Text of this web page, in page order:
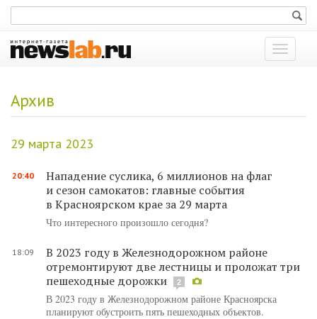
Показать
меню
Архив
29 марта 2023
20:40
Нападение суслика, 6 миллионов на флаг
и сезон самокатов: главные события
в Красноярском крае за 29 марта
Что интересного произошло сегодня?
18:09
В 2023 году в Железнодорожном районе
отремонтируют две лестницы и проложат три
пешеходные дорожки
2
В 2023 году в Железнодорожном районе Красноярска
планируют обустроить пять пешеходных объектов.